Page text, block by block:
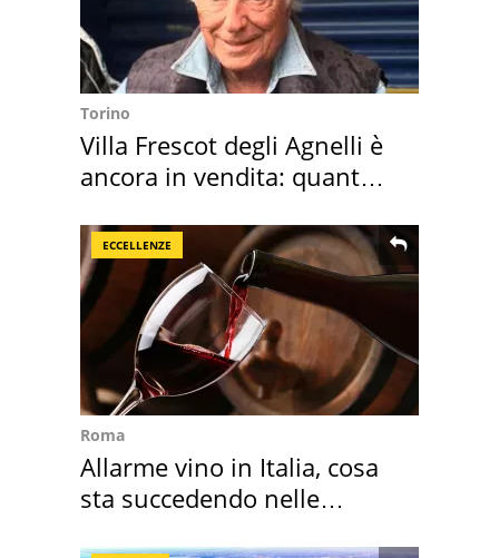
Torino
Villa Frescot degli Agnelli è
ancora in vendita: quanto
ECCELLENZE
Roma
Allarme vino in Italia, cosa
sta succedendo nelle